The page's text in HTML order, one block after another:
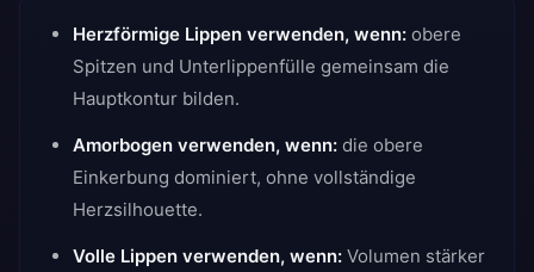
Herzförmige Lippen verwenden, wenn: obere
Spitzen und Unterlippenfülle gemeinsam die
Hauptkontur bilden.
Amorbogen verwenden, wenn: die obere
Einkerbung dominiert, ohne vollständige
Herzsilhouette.
Volle Lippen verwenden, wenn: Volumen stärker